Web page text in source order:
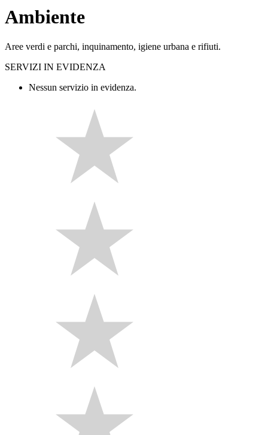
Ambiente
Aree verdi e parchi, inquinamento, igiene urbana e rifiuti.
SERVIZI IN EVIDENZA
Nessun servizio in evidenza.